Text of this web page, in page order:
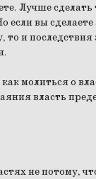
Лучше сделать
если вы
то и
молиться о
власть
не потому,